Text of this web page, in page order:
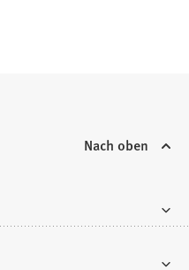
Nach oben